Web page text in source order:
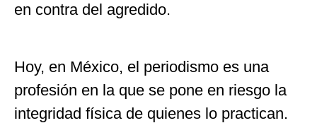
en contra del agredido.
Hoy, en México, el periodismo es una
profesión en la que se pone en riesgo la
integridad física de quienes lo practican.